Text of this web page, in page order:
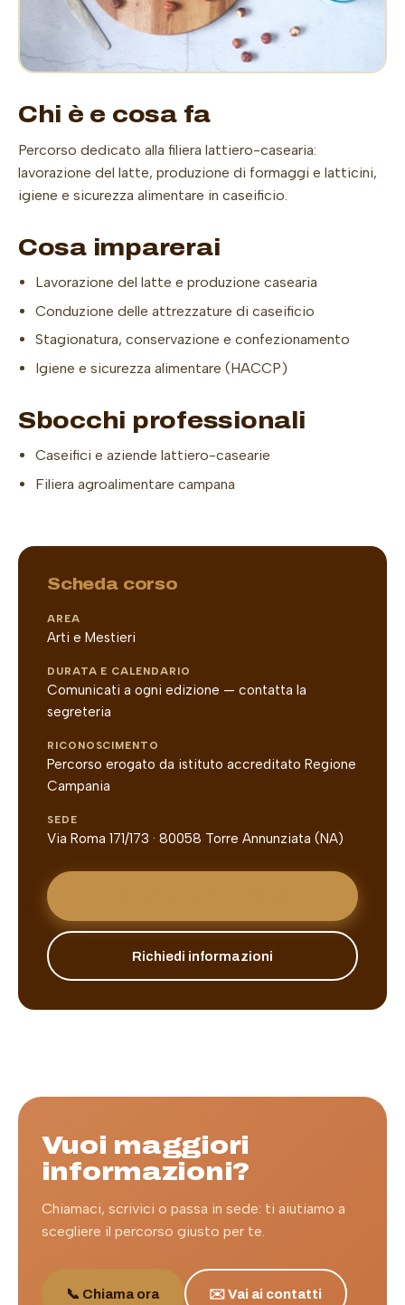
Chi è e cosa fa
Percorso dedicato alla filiera lattiero-casearia:
lavorazione del latte, produzione di formaggi e latticini,
igiene e sicurezza alimentare in caseificio.
Cosa imparerai
Lavorazione del latte e produzione casearia
Conduzione delle attrezzature di caseificio
Stagionatura, conservazione e confezionamento
Igiene e sicurezza alimentare (HACCP)
Sbocchi professionali
Caseifici e aziende lattiero-casearie
Filiera agroalimentare campana
Scheda corso
AREA
Arti e Mestieri
DURATA E CALENDARIO
Comunicati a ogni edizione — contatta la
segreteria
RICONOSCIMENTO
Percorso erogato da istituto accreditato Regione
Campania
SEDE
Via Roma 171/173 · 80058 Torre Annunziata (NA)
Richiedi informazioni
Vuoi maggiori
informazioni?
Chiamaci, scrivici o passa in sede: ti aiutiamo a
scegliere il percorso giusto per te.
📞 Chiama ora ✉️ Vai ai contatti